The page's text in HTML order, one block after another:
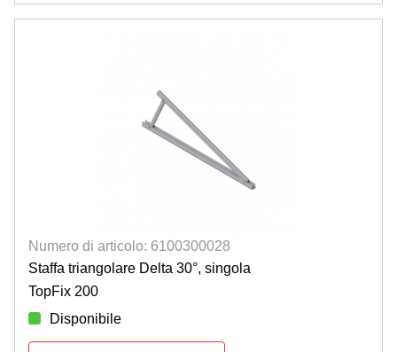
Numero di articolo: 6100300028
Staffa triangolare Delta 30°, singola
TopFix 200
Disponibile